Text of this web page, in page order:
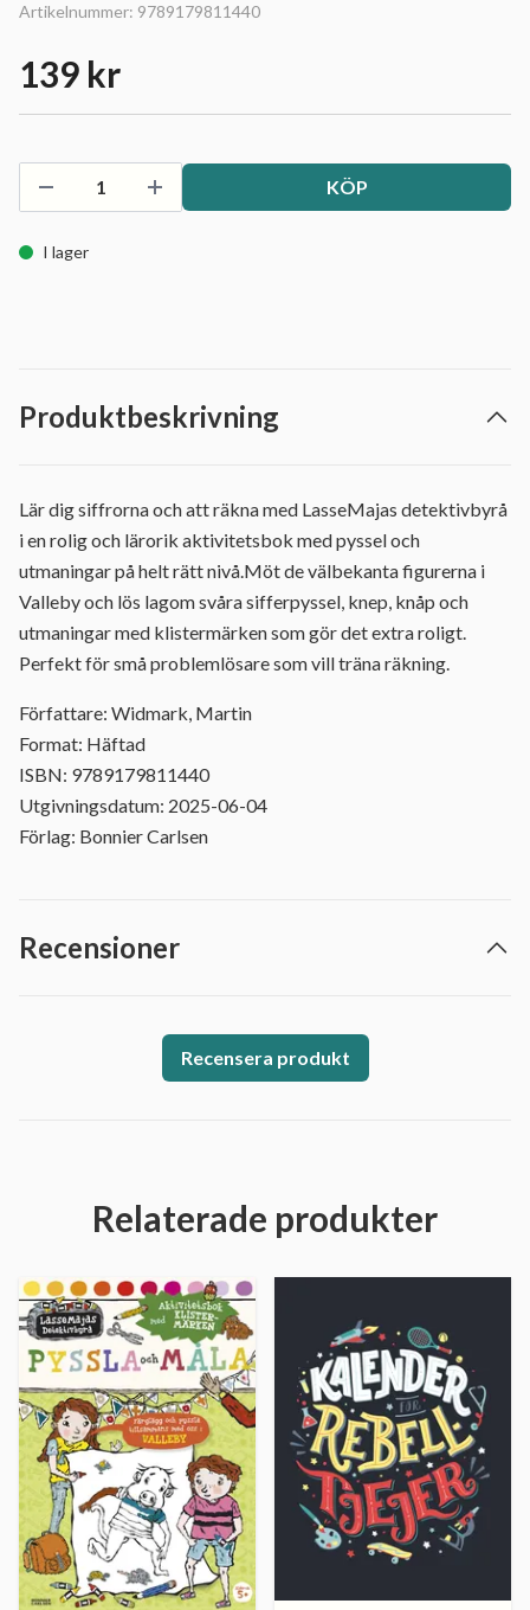
Artikelnummer: 9789179811440
139 kr
KÖP
I lager
Produktbeskrivning
Lär dig siffrorna och att räkna med LasseMajas detektivbyrå
i en rolig och lärorik aktivitetsbok med pyssel och
utmaningar på helt rätt nivå.Möt de välbekanta figurerna i
Valleby och lös lagom svåra sifferpyssel, knep, knåp och
utmaningar med klistermärken som gör det extra roligt.
Perfekt för små problemlösare som vill träna räkning.
Författare: Widmark, Martin
Format: Häftad
ISBN: 9789179811440
Utgivningsdatum: 2025-06-04
Förlag: Bonnier Carlsen
Recensioner
Recensera produkt
Relaterade produkter